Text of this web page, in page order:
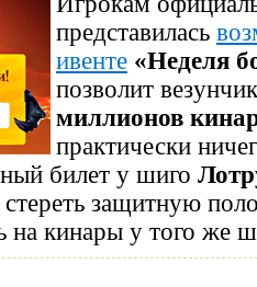
представилась
ивенте «Неделя
позволит
миллионов
практически
билет у шиго
стереть защитную
на кинары у того же